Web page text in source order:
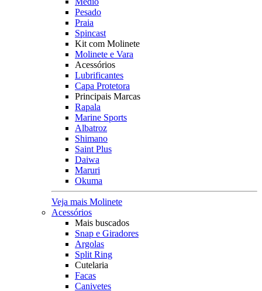
Pesado
Praia
Spincast
Kit com Molinete
Molinete e Vara
Acessórios
Lubrificantes
Capa Protetora
Principais Marcas
Rapala
Marine Sports
Albatroz
Shimano
Saint Plus
Daiwa
Maruri
Okuma
Veja mais Molinete
Acessórios
Mais buscados
Snap e Giradores
Argolas
Split Ring
Cutelaria
Facas
Canivetes